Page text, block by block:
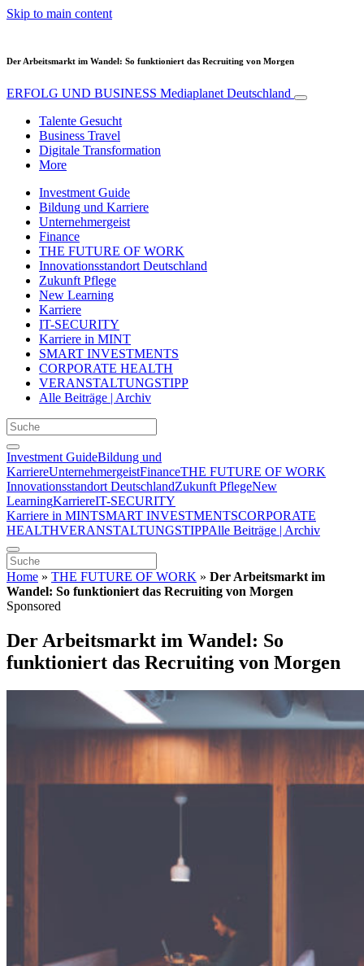
Skip to main content
Der Arbeitsmarkt im Wandel: So funktioniert das Recruiting von Morgen
ERFOLG UND BUSINESS Mediaplanet Deutschland
Talente Gesucht
Business Travel
Digitale Transformation
More
Investment Guide
Bildung und Karriere
Unternehmergeist
Finance
THE FUTURE OF WORK
Innovationsstandort Deutschland
Zukunft Pflege
New Learning
Karriere
IT-SECURITY
Karriere in MINT
SMART INVESTMENTS
CORPORATE HEALTH
VERANSTALTUNGSTIPP
Alle Beiträge | Archiv
Investment GuideBildung und
KarriereUnternehmergeistFinanceTHE FUTURE OF WORK
Innovationsstandort DeutschlandZukunft PflegeNew
LearningKarriereIT-SECURITY
Karriere in MINTSMART INVESTMENTSCORPORATE
HEALTHVERANSTALTUNGSTIPPAlle Beiträge | Archiv
Home » THE FUTURE OF WORK » Der Arbeitsmarkt im
Wandel: So funktioniert das Recruiting von Morgen
Sponsored
Der Arbeitsmarkt im Wandel: So
funktioniert das Recruiting von Morgen